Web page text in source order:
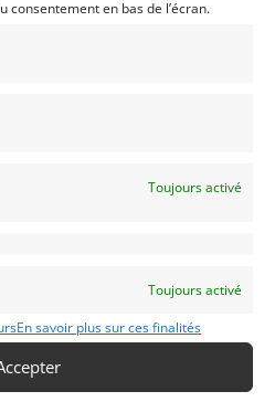
consentement en bas de l’écran.
Toujours activé
Toujours activé
En savoir plus sur ces finalités